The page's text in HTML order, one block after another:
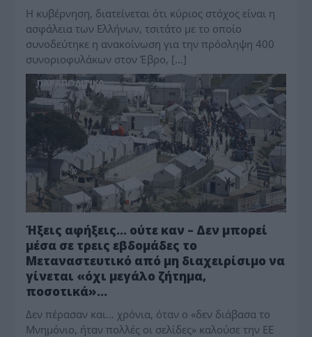
Η κυβέρνηση, διατείνεται ότι κύριος στόχος είναι η
ασφάλεια των Ελλήνων, τσιτάτο με το οποίο
συνοδεύτηκε η ανακοίνωση για την πρόσληψη 400
συνοριοφυλάκων στον Έβρο, […]
ΠΑΡΑΠΟΛΙΤΙΚΑ
Ήξεις αφήξεις… ούτε καν – Δεν μπορεί
μέσα σε τρεις εβδομάδες το
Μεταναστευτικό από μη διαχειρίσιμο να
γίνεται «όχι μεγάλο ζήτημα,
ποσοτικά»…
Δεν πέρασαν και… χρόνια, όταν ο «δεν διάβασα το
Μνημόνιο, ήταν πολλές οι σελίδες» καλούσε την ΕΕ